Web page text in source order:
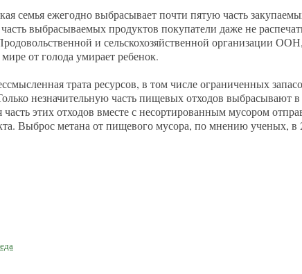
семья ежегодно выбрасывает почти пятую часть
выбрасываемых продуктов покупатели даже не
и сельскохозяйственной организации
от голода умирает ребенок.
трата ресурсов, в том числе ограниченных
незначительную часть пищевых отходов выбрасывают
этих отходов вместе с несортированным мусором
Выброс метана от пищевого мусора, по мнению ученых, в
еда